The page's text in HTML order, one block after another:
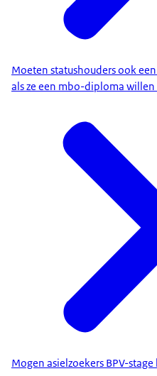
Moeten statushouders ook
als ze een mbo-diploma willen
Mogen asielzoekers BPV-